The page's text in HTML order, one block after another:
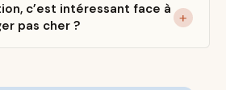
c’est intéressant face à
pas cher ?